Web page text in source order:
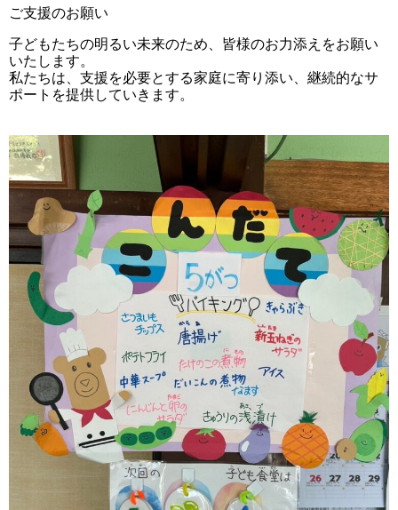
ご支援のお願い
子どもたちの明るい未来のため、皆様のお力添えをお願い
いたします。
私たちは、支援を必要とする家庭に寄り添い、継続的なサ
ポートを提供していきます。